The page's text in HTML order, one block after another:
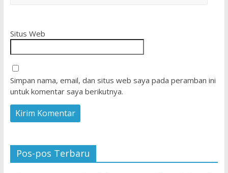
Situs Web
Simpan nama, email, dan situs web saya pada peramban ini
untuk komentar saya berikutnya.
Pos-pos Terbaru